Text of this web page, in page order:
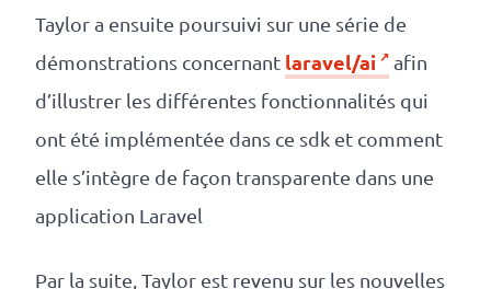
Taylor a ensuite poursuivi sur une série de
démonstrations concernant laravel/ai
afin
d’illustrer les différentes fonctionnalités qui
ont été implémentée dans ce sdk et comment
elle s’intègre de façon transparente dans une
application Laravel
Par la suite, Taylor est revenu sur les nouvelles